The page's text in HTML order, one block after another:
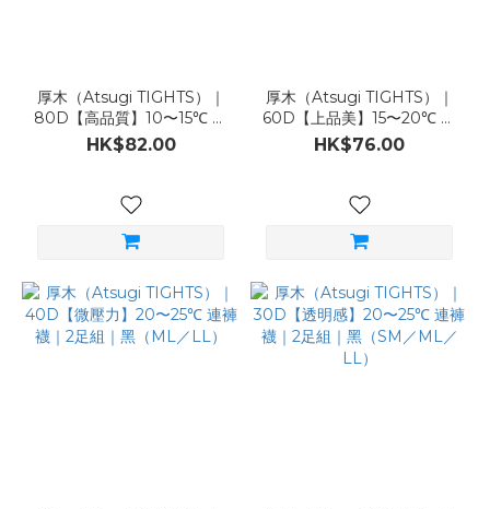
厚木（Atsugi TIGHTS）｜
80D【高品質】10〜15℃ 連
褲襪｜2足組｜黑／棕／膚
（SM／ML／LL）
HK$82.00
厚木（Atsugi TIGHTS）｜
60D【上品美】15〜20℃ 連
褲襪｜2足組｜黑／棕／膚／
（SM／ML／LL）
HK$76.00